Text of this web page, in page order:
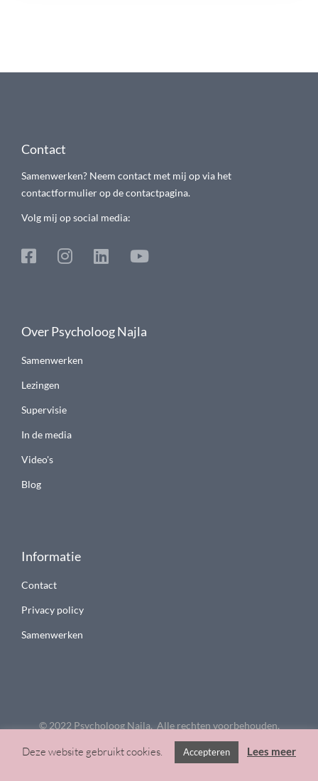
Contact
Samenwerken? Neem contact met mij op via het
contactformulier op de contactpagina.
Volg mij op social media:
Over Psycholoog Najla
Samenwerken
Lezingen
Supervisie
In de media
Video's
Blog
Informatie
Contact
Privacy policy
Samenwerken
© 2022 Psycholoog Najla. Alle rechten voorbehouden.
Deze website gebruikt cookies. Accepteren Lees meer